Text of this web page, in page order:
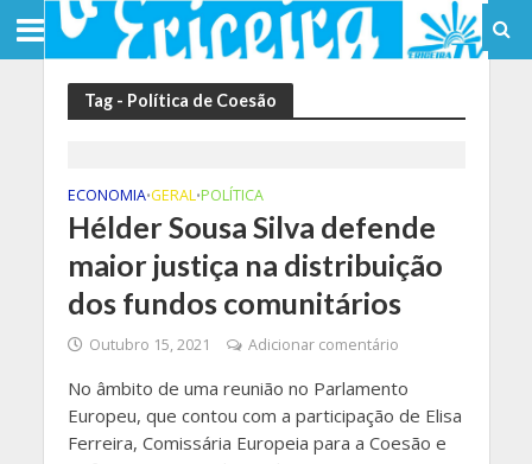
Tag - Política de Coesão
ECONOMIA•GERAL•POLÍTICA
Hélder Sousa Silva defende
maior justiça na distribuição
dos fundos comunitários
Outubro 15, 2021 Adicionar comentário
No âmbito de uma reunião no Parlamento
Europeu, que contou com a participação de Elisa
Ferreira, Comissária Europeia para a Coesão e